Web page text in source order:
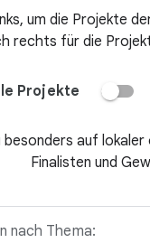
um die Projekte
rechts für die
Projekte
auf
Finalisten und
nach Thema: